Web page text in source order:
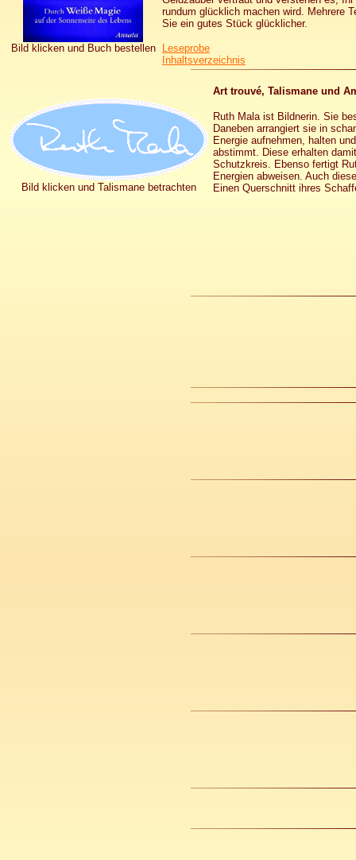
Bild klicken und Buch bestellen
rundum glücklich machen wird. Mehrere
Sie ein gutes Stück glücklicher.
Leseprobe
Inhaltsverzeichnis
Bild klicken und Talismane betrachten
Art trouvé, Talismane und
Ruth Mala ist Bildnerin. Sie
Daneben arrangiert sie in
Energie aufnehmen, halten
abstimmt. Diese erhalten
Schutzkreis. Ebenso fertigt
Energien abweisen. Auch
Einen Querschnitt ihres